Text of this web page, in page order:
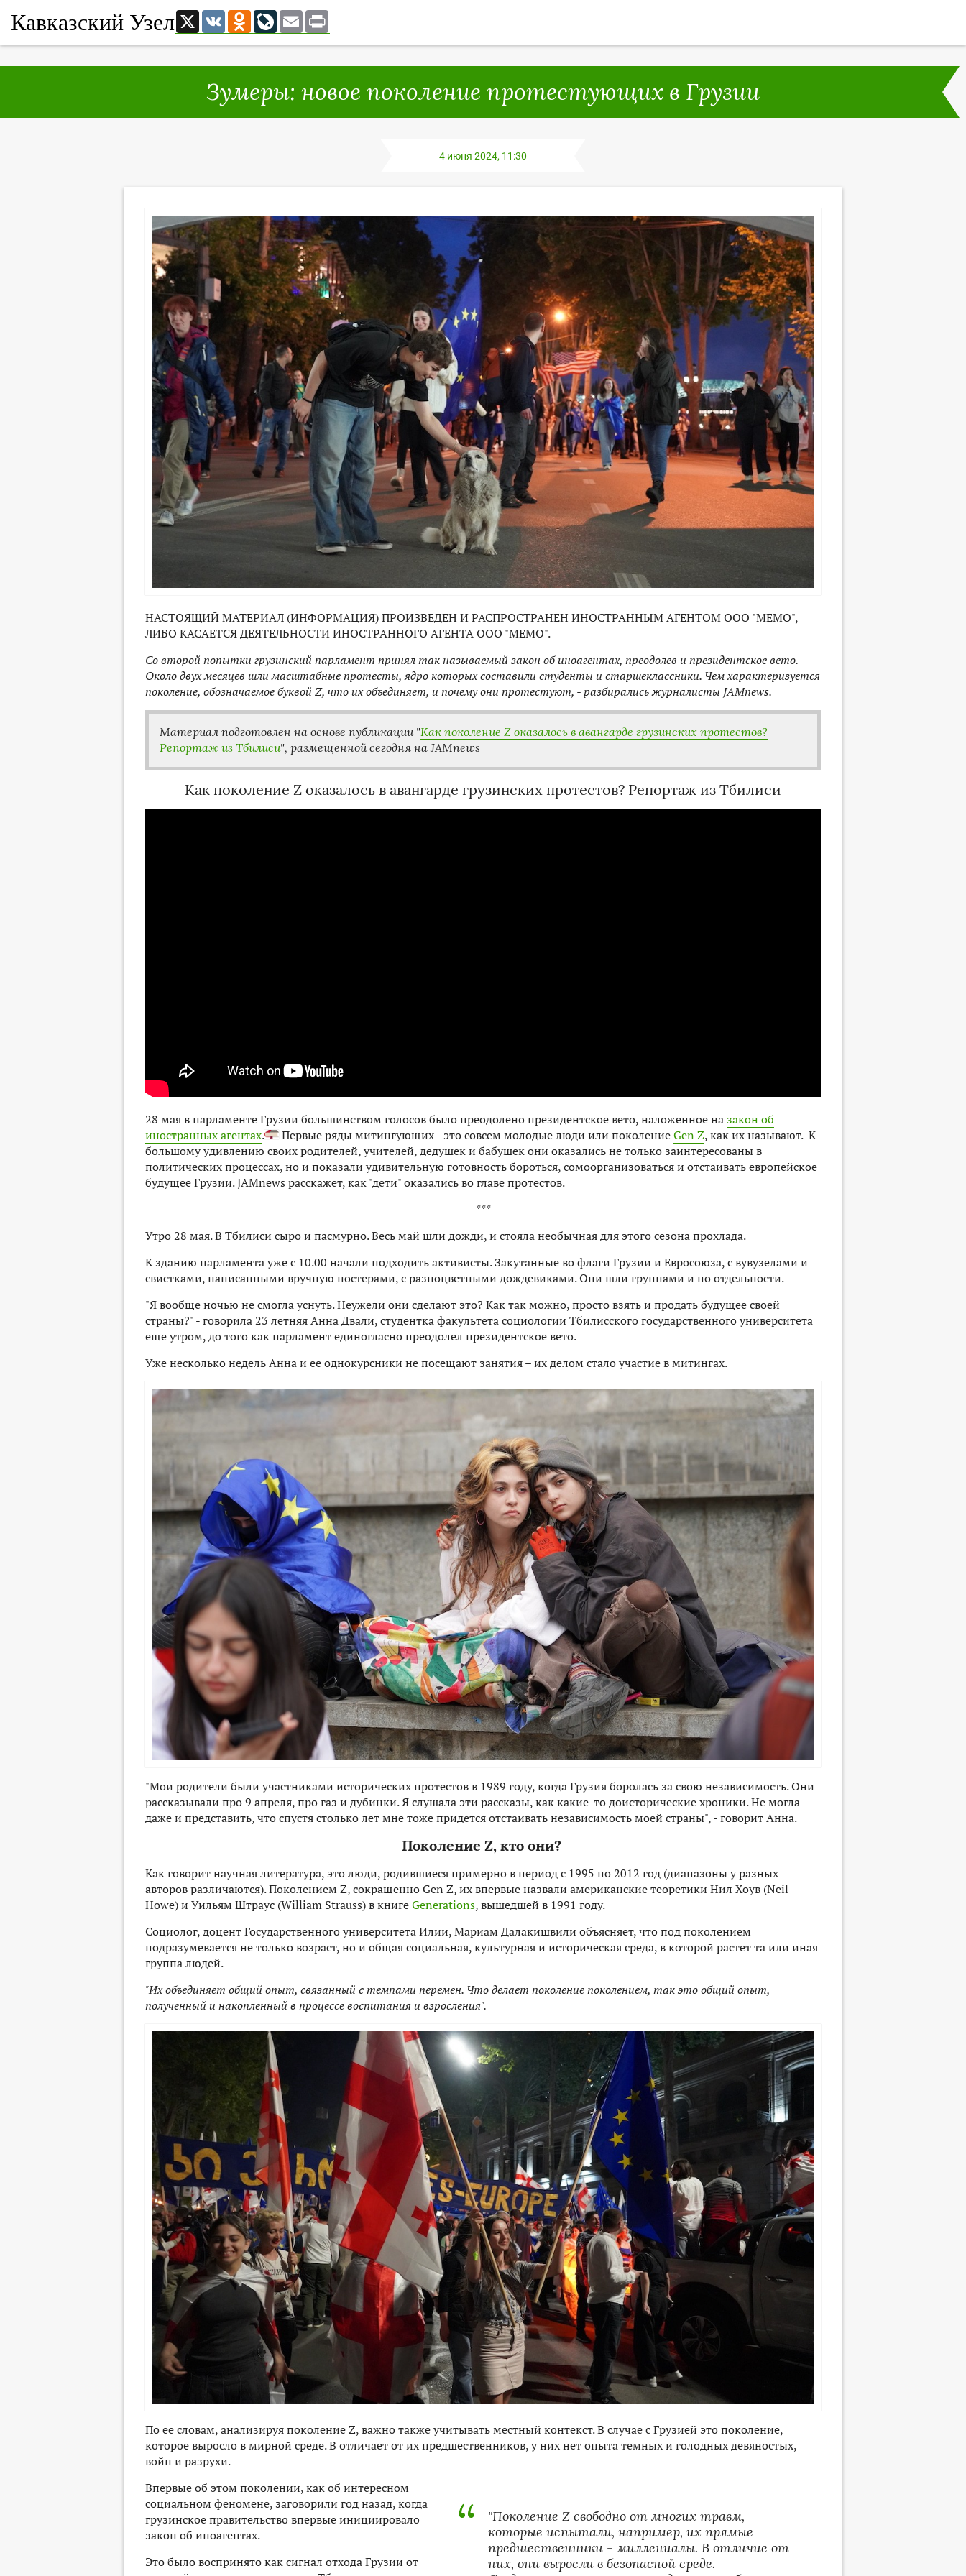
Кавказский Узел X VK Odnoklassniki
LiveJournal
Email
Зумеры: новое поколение протестующих в Грузии
4 июня 2024, 11:30
НАСТОЯЩИЙ МАТЕРИАЛ (ИНФОРМАЦИЯ) ПРОИЗВЕДЕН И РАСПРОСТРАНЕН ИНОСТРАННЫМ АГЕНТОМ ООО "МЕМО",
ЛИБО КАСАЕТСЯ ДЕЯТЕЛЬНОСТИ ИНОСТРАННОГО АГЕНТА ООО "МЕМО".
Со второй попытки грузинский парламент принял так называемый закон об иноагентах, преодолев и президентское вето.
Около двух месяцев шли масштабные протесты, ядро которых составили студенты и старшеклассники. Чем характеризуется
поколение, обозначаемое буквой Z, что их объединяет, и почему они протестуют, - разбирались журналисты JAMnews.
Материал подготовлен на основе публикации "Как поколение Z оказалось в авангарде грузинских протестов?
Репортаж из Тбилиси", размещенной сегодня на JAMnews
Как поколение Z оказалось в авангарде грузинских протестов? Репортаж из Тбилиси
28 мая в парламенте Грузии большинством голосов было преодолено президентское вето, наложенное назакон об
иностранных агентах. Первые ряды митингующих - это совсем молодые люди или поколениеGen Z, как их называют. К
большому удивлению своих родителей, учителей, дедушек и бабушек они оказались не только заинтересованы в
политических процессах, но и показали удивительную готовность бороться, сомоорганизоваться и отстаивать европейское
будущее Грузии. JAMnews расскажет, как "дети" оказались во главе протестов.
***
Утро 28 мая. В Тбилиси сыро и пасмурно. Весь май шли дожди, и стояла необычная для этого сезона прохлада.
К зданию парламента уже с 10.00 начали подходить активисты. Закутанные во флаги Грузии и Евросоюза, с вувузелами и
свистками, написанными вручную постерами, с разноцветными дождевиками. Они шли группами и по отдельности.
"Я вообще ночью не смогла уснуть. Неужели они сделают это? Как так можно, просто взять и продать будущее своей
страны?" - говорила 23 летняя Анна Двали, студентка факультета социологии Тбилисского государственного университета
еще утром, до того как парламент единогласно преодолел президентское вето.
Уже несколько недель Анна и ее однокурсники не посещают занятия – их делом стало участие в митингах.
"Мои родители были участниками исторических протестов в 1989 году, когда Грузия боролась за свою независимость. Они
рассказывали про 9 апреля, про газ и дубинки. Я слушала эти рассказы, как какие-то доисторические хроники. Не могла
даже и представить, что спустя столько лет мне тоже придется отстаивать независимость моей страны", - говорит Анна.
Поколение Z, кто они?
Как говорит научная литература, это люди, родившиеся примерно в период с 1995 по 2012 год (диапазоны у разных
авторов различаются). Поколением Z, сокращенно Gen Z, их впервые назвали американские теоретики Нил Хоув (Neil
Howe) и Уильям Штраус (William Strauss) в книгеGenerations, вышедшей в 1991 году.
Социолог, доцент Государственного университета Илии, Мариам Далакишвили объясняет, что под поколением
подразумевается не только возраст, но и общая социальная, культурная и историческая среда, в которой растет та или иная
группа людей.
"Их объединяет общий опыт, связанный с темпами перемен. Что делает поколение поколением, так это общий опыт,
полученный и накопленный в процессе воспитания и взросления".
По ее словам, анализируя поколение Z, важно также учитывать местный контекст. В случае с Грузией это поколение,
которое выросло в мирной среде. В отличает от их предшественников, у них нет опыта темных и голодных девяностых,
войн и разрухи.
"Поколение Z свободно от многих травм,
которые испытали, например, их прямые
предшественники - миллениалы. В отличие от
них, они выросли в безопасной среде.
Впервые об этом поколении, как об интересном
социальном феномене, заговорили год назад, когда
грузинское правительство впервые инициировало
закон об иноагентах.
Это было воспринято как сигнал отхода Грузии от